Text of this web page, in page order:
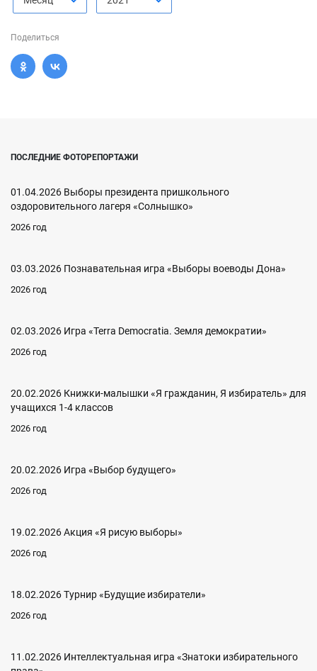
Поделиться
ПОСЛЕДНИЕ ФОТОРЕПОРТАЖИ
01.04.2026 Выборы президента пришкольного
оздоровительного лагеря «Солнышко»
2026 год
03.03.2026 Познавательная игра «Выборы воеводы Дона»
2026 год
02.03.2026 Игра «Terra Democratia. Земля демократии»
2026 год
20.02.2026 Книжки-малышки «Я гражданин, Я избиратель» для
учащихся 1-4 классов
2026 год
20.02.2026 Игра «Выбор будущего»
2026 год
19.02.2026 Акция «Я рисую выборы»
2026 год
18.02.2026 Турнир «Будущие избиратели»
2026 год
11.02.2026 Интеллектуальная игра «Знатоки избирательного